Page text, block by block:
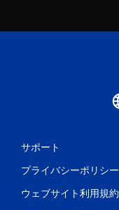
サポート
プライバシーポリシー
ウェブサイト利用規約